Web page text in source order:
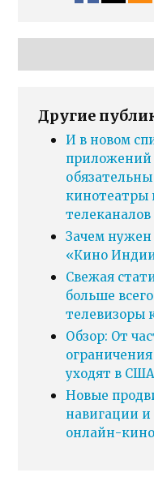
Другие
И в новом
приложений
кинотеатры
телеканалов
Зачем
«Кино
Свежая
больше
телевизоры
Обзор: От
уходят в
Новые
навигации и
онлайн-